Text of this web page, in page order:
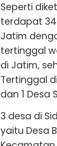
Seperti
terdapat
Jatim
tertinggal
di Jatim,
Tertinggal
dan 1 Desa
3 desa di
yaitu Desa